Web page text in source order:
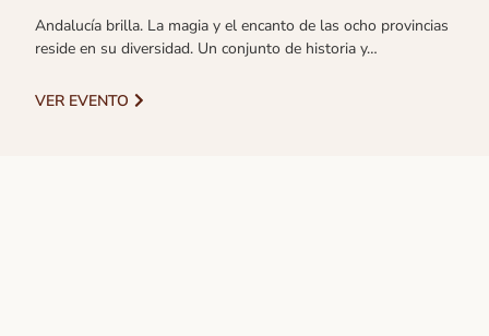
Andalucía brilla. La magia y el encanto de las ocho provincias
reside en su diversidad. Un conjunto de historia y…
VER EVENTO